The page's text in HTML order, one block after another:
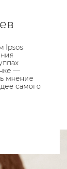
Ipsos
—
мнение
самого